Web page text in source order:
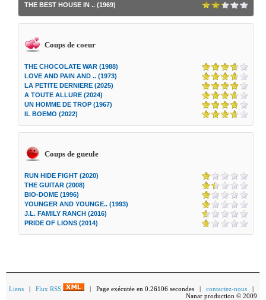
THE BEST HOUSE IN .. (1969)
Coups de coeur
THE CHOCOLATE WAR (1988)
LOVE AND PAIN AND .. (1973)
LA PETITE DERNIERE (2025)
A TOUTE ALLURE (2024)
UN HOMME DE TROP (1967)
IL BOEMO (2022)
Coups de gueule
RUN HIDE FIGHT (2020)
THE GUITAR (2008)
BIO-DOME (1996)
YOUNGER AND YOUNGE.. (1993)
J.L. FAMILY RANCH (2016)
PRIDE OF LIONS (2014)
Liens | Flux RSS | Page exécutée en 0.26106 secondes | contactez-nous |
Nanar production © 2009